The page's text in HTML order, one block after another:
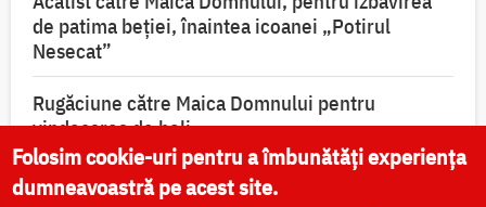
de patima beției, înaintea icoanei „Potirul
Nesecat”
Rugăciune către Maica Domnului pentru
vindecarea de boli
Acatistul Sfântului Ierarh Spiridon, Episcopul
Folosim cookie-uri pentru a îmbunătăți experiența
dumneavoastră pe acest site.